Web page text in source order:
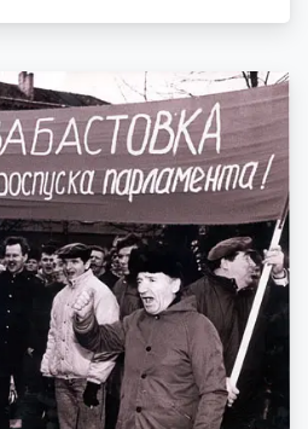
0